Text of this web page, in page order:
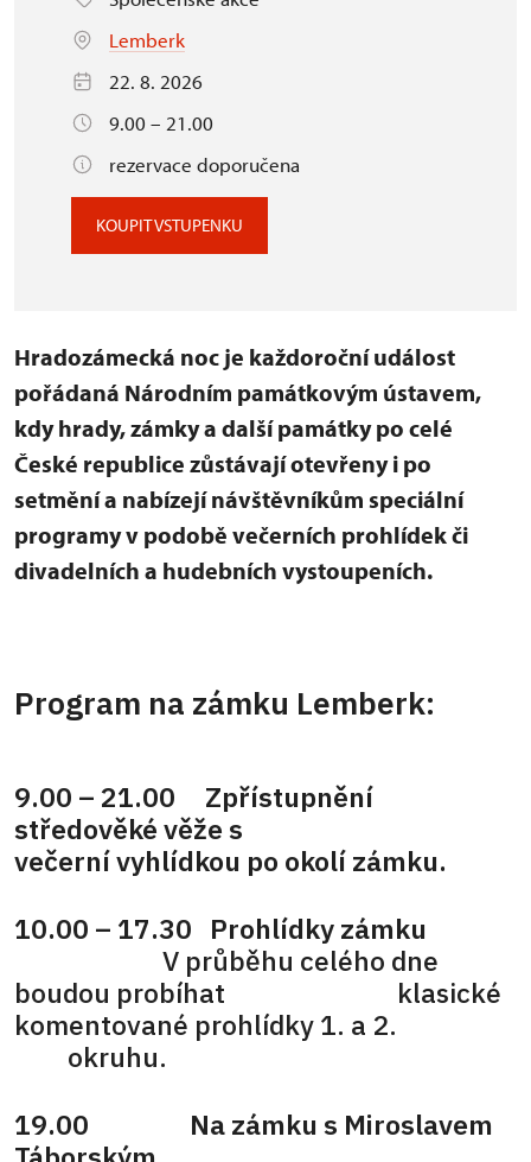
Lemberk
22. 8. 2026
9.00 – 21.00
rezervace doporučena
KOUPIT VSTUPENKU
Hradozámecká noc je každoroční událost
pořádaná Národním památkovým ústavem,
kdy hrady, zámky a další památky po celé
České republice zůstávají otevřeny i po
setmění a nabízejí návštěvníkům speciální
programy v podobě večerních prohlídek či
divadelních a hudebních vystoupeních.
Program na zámku Lemberk:
9.00 – 21.00 Zpřístupnění
středověké věže s
večerní vyhlídkou po okolí zámku.
10.00 – 17.30 Prohlídky zámku
V průběhu celého dne
boudou probíhat klasické
komentované prohlídky 1. a 2.
okruhu.
19.00 Na zámku s Miroslavem